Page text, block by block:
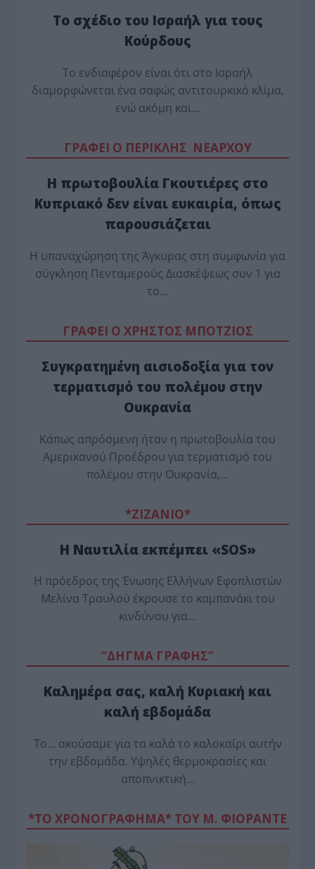
Το σχέδιο του Ισραήλ για τους
Κούρδους
Το ενδιαφέρον είναι ότι στο Ισραήλ
διαμορφώνεται ένα σαφώς αντιτουρκικό κλίμα,
ενώ ακόμη και…
ΓΡΑΦΕΙ Ο ΠΕΡΙΚΛΗΣ ΝΕΑΡΧΟΥ
Η πρωτοβουλία Γκουτιέρες στο
Κυπριακό δεν είναι ευκαιρία, όπως
παρουσιάζεται
Η υπαναχώρηση της Άγκυρας στη συμφωνία για
σύγκληση Πενταμερούς Διασκέψεως συν 1 για
το…
ΓΡΑΦΕΙ Ο ΧΡΗΣΤΟΣ ΜΠΟΤΖΙΟΣ
Συγκρατημένη αισιοδοξία για τον
τερματισμό του πολέμου στην
Ουκρανία
Κάπως απρόσμενη ήταν η πρωτοβουλία του
Αμερικανού Προέδρου για τερματισμό του
πολέμου στην Ουκρανία,…
*ZΙΖΑΝΙΟ*
Η Ναυτιλία εκπέμπει «SOS»
Η πρόεδρος της Ένωσης Ελλήνων Εφοπλιστών
Μελίνα Τραυλού έ­κρουσε το καμπανάκι του
κινδύνου για…
“ΔΗΓΜΑ ΓΡΑΦΗΣ”
Καλημέρα σας, καλή Κυριακή και
καλή εβδομάδα
Το… ακούσαμε για τα καλά το καλοκαίρι αυτήν
την εβδομάδα. Υψηλές θερμοκρασίες και
αποπνικτική…
*ΤΟ ΧΡΟΝΟΓΡΑΦΗΜΑ* ΤΟΥ Μ. ΦΙΟΡΆΝΤΕ